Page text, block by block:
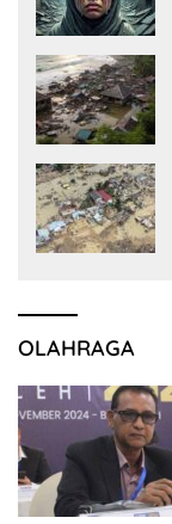
OLAHRAGA